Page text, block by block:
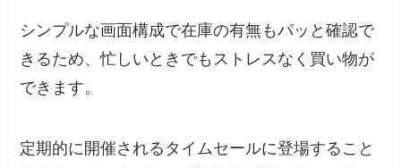
シンプルな画面構成で在庫の有無もパッと確認で
きるため、忙しいときでもストレスなく買い物が
できます。
定期的に開催されるタイムセールに登場すること